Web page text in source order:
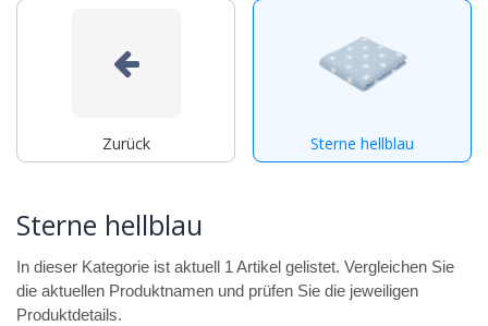
Zurück Sterne hellblau
Sterne hellblau
In dieser Kategorie ist aktuell 1 Artikel gelistet. Vergleichen Sie
die aktuellen Produktnamen und prüfen Sie die jeweiligen
Produktdetails.